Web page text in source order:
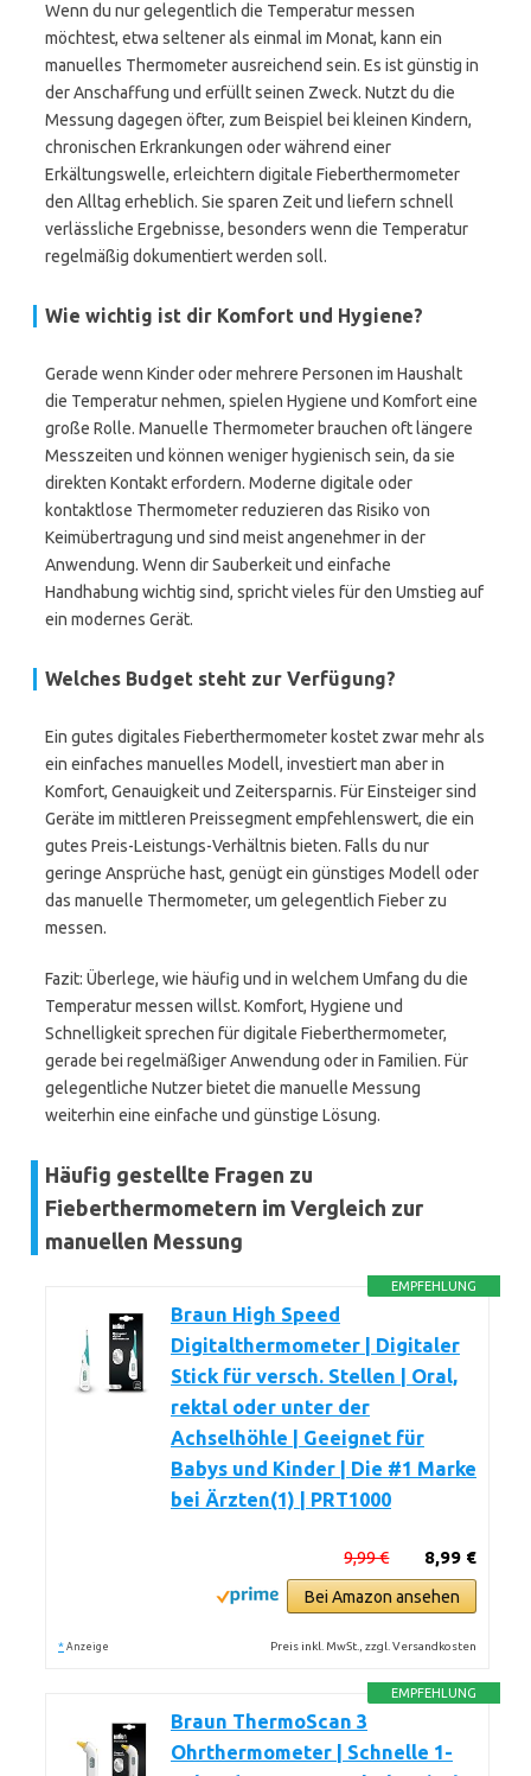
Wenn du nur gelegentlich die Temperatur messen
möchtest, etwa seltener als einmal im Monat, kann ein
manuelles Thermometer ausreichend sein. Es ist günstig in
der Anschaffung und erfüllt seinen Zweck. Nutzt du die
Messung dagegen öfter, zum Beispiel bei kleinen Kindern,
chronischen Erkrankungen oder während einer
Erkältungswelle, erleichtern digitale Fieberthermometer
den Alltag erheblich. Sie sparen Zeit und liefern schnell
verlässliche Ergebnisse, besonders wenn die Temperatur
regelmäßig dokumentiert werden soll.
Wie wichtig ist dir Komfort und Hygiene?
Gerade wenn Kinder oder mehrere Personen im Haushalt
die Temperatur nehmen, spielen Hygiene und Komfort eine
große Rolle. Manuelle Thermometer brauchen oft längere
Messzeiten und können weniger hygienisch sein, da sie
direkten Kontakt erfordern. Moderne digitale oder
kontaktlose Thermometer reduzieren das Risiko von
Keimübertragung und sind meist angenehmer in der
Anwendung. Wenn dir Sauberkeit und einfache
Handhabung wichtig sind, spricht vieles für den Umstieg auf
ein modernes Gerät.
Welches Budget steht zur Verfügung?
Ein gutes digitales Fieberthermometer kostet zwar mehr als
ein einfaches manuelles Modell, investiert man aber in
Komfort, Genauigkeit und Zeitersparnis. Für Einsteiger sind
Geräte im mittleren Preissegment empfehlenswert, die ein
gutes Preis-Leistungs-Verhältnis bieten. Falls du nur
geringe Ansprüche hast, genügt ein günstiges Modell oder
das manuelle Thermometer, um gelegentlich Fieber zu
messen.
Fazit: Überlege, wie häufig und in welchem Umfang du die
Temperatur messen willst. Komfort, Hygiene und
Schnelligkeit sprechen für digitale Fieberthermometer,
gerade bei regelmäßiger Anwendung oder in Familien. Für
gelegentliche Nutzer bietet die manuelle Messung
weiterhin eine einfache und günstige Lösung.
Häufig gestellte Fragen zu
Fieberthermometern im Vergleich zur
manuellen Messung
EMPFEHLUNG
Braun High Speed
Digitalthermometer | Digitaler
Stick für versch. Stellen | Oral,
rektal oder unter der
Achselhöhle | Geeignet für
Babys und Kinder | Die #1 Marke
bei Ärzten(1) | PRT1000
8,99 €
9,99 €
Bei Amazon ansehen
* Anzeige Preis inkl. MwSt., zzgl. Versandkosten
EMPFEHLUNG
Braun ThermoScan 3
Ohrthermometer | Schnelle 1-